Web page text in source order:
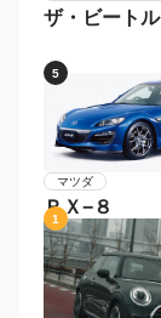
ザ・ビートル
5
マツダ
ＲＸ−８
1